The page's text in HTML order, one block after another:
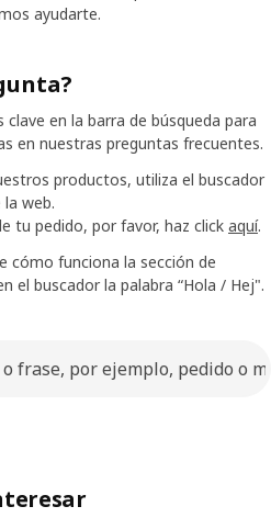
ayudarte.
en la barra de búsqueda para
en nuestras preguntas frecuentes.
productos, utiliza el buscador
web.
tu pedido, por favor, haz click aquí.
cómo funciona la sección de
el buscador la palabra “Hola / Hej".